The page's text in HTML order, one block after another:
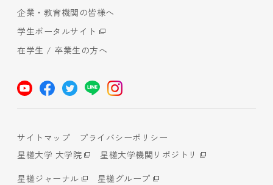
企業・教育機関の皆様へ
学生ポータルサイト
在学生 / 卒業生の方へ
サイトマップ
プライバシーポリシー
星槎大学 大学院
星槎大学機関リポジトリ
星槎ジャーナル
星槎グループ